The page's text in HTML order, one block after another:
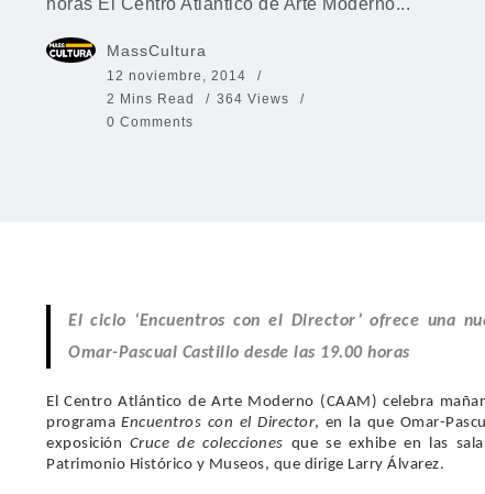
horas El Centro Atlántico de Arte Moderno...
MassCultura
12 noviembre, 2014
2 Mins Read
364 Views
0 Comments
El ciclo ‘Encuentros con el Director’ ofrece una
Omar-Pascual Castillo desde las 19.00 horas
El Centro Atlántico de Arte Moderno (CAAM) celebra
programaEncuentros con el Director, en la que Omar-
exposición Cruce de colecciones que se exhibe en las
Patrimonio Histórico y Museos, que dirige Larry Álvarez.